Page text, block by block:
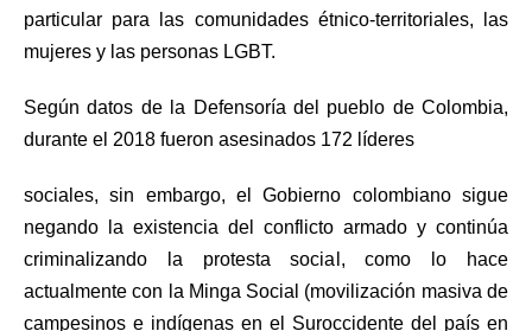
particular para las comunidades étnico-territoriales, las
mujeres y las personas LGBT.
Según datos de la Defensoría del pueblo de Colombia,
durante el 2018 fueron asesinados 172 líderes
sociales, sin embargo, el Gobierno colombiano sigue
negando la existencia del conflicto armado y continúa
criminalizando la protesta social, como lo hace
actualmente con la Minga Social (movilización masiva de
campesinos e indígenas en el Suroccidente del país en